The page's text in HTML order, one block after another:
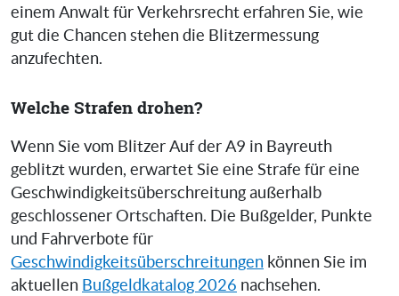
einem Anwalt für Verkehrsrecht erfahren Sie, wie
gut die Chancen stehen die Blitzermessung
anzufechten.
Welche Strafen drohen?
Wenn Sie vom Blitzer Auf der A9 in Bayreuth
geblitzt wurden, erwartet Sie eine Strafe für eine
Geschwindigkeitsüberschreitung außerhalb
geschlossener Ortschaften. Die Bußgelder, Punkte
und Fahrverbote für
Geschwindigkeitsüberschreitungen können Sie im
aktuellen Bußgeldkatalog 2026 nachsehen.